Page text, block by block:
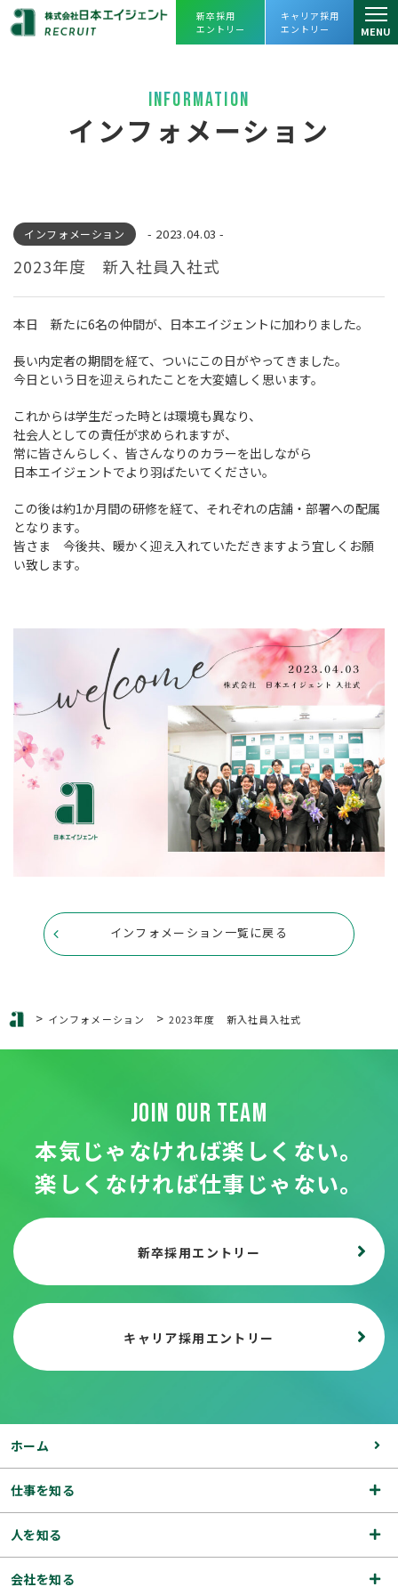
リーシング課
プロパティマネジメント課
売買課
えひめレスQセンター
経営企画部
国際事業部
企業理念・会社概要
ヒストリー
agent Awards
代表メッセージ
採用情報
キャリアビジョン・人財育成
福利厚生、働き方改革への取り組み
キャリア採用
JOIN OUR TEAM
日本エイジェントの未来を一緒に創ってく
れる仲間を求めています。
みなさんからのご応募お待ちしておりま
す。
新卒採用エントリー
新卒採用
エントリー
キャリア採用
エントリー
MENU
INFORMATION
インフォメーション
インフォメーション - 2023.04.03 -
2023年度 新入社員入社式
本日 新たに6名の仲間が、日本エイジェントに加わりました。
長い内定者の期間を経て、ついにこの日がやってきました。
今日という日を迎えられたことを大変嬉しく思います。
これからは学生だった時とは環境も異なり、
社会人としての責任が求められますが、
常に皆さんらしく、皆さんなりのカラーを出しながら
日本エイジェントでより羽ばたいてください。
この後は約1か月間の研修を経て、それぞれの店舗・部署への配属
となります。
皆さま 今後共、暖かく迎え入れていただきますよう宜しくお願
い致します。
インフォメーション一覧に戻る
> インフォメーション > 2023年度 新入社員入社式
JOIN OUR TEAM
本気じゃなければ楽しくない。
楽しくなければ仕事じゃない。
新卒採用エントリー
キャリア採用エントリー
ホーム
仕事を知る
人を知る
会社を知る